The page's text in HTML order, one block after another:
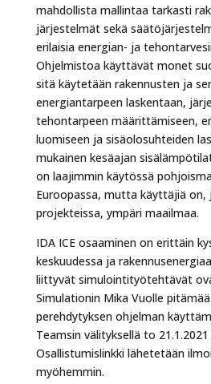
mahdollista mallintaa tarkasti
järjestelmät sekä
erilaisia energian- ja
Ohjelmistoa käyttävät monet
sitä käytetään rakennusten ja
energiantarpeen laskentaan,
tehontarpeen määrittämiseen,
luomiseen ja sisäolosuhteiden
mukainen kesäajan
on laajimmin käytössä
Euroopassa, mutta käyttäjiä on,
projekteissa, ympäri maailmaa.
IDA ICE osaaminen on erittäin
keskuudessa ja
liittyvät simulointityötehtävät
Simulationin Mika Vuolle
perehdytyksen ohjelman
Teamsin välityksellä to
Osallistumislinkki lähetetään
myöhemmin.